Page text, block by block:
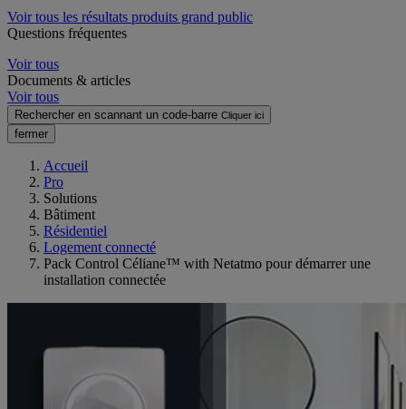
Voir tous les résultats produits grand public
Questions fréquentes
Voir tous
Documents & articles
Voir tous
Rechercher en scannant un code-barre Cliquer ici
fermer
Accueil
Pro
Solutions
Bâtiment
Résidentiel
Logement connecté
Pack Control Céliane™ with Netatmo pour démarrer une
installation connectée